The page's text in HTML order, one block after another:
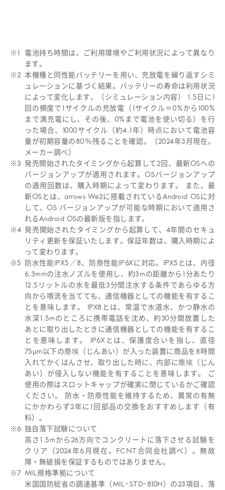
※1
電池持ち時間は、ご利用環境やご利用状況によって異なり
ます。
※2 本機種と同性能バッテリーを用い、充放電を繰り返すシミ
ュレーションに基づく結果。バッテリーの寿命は利用状況
によって変化します。（シミュレーション内容） 1.5日に1
回の頻度で1サイクルの充放電（1サイクル＝0%から100%
まで満充電にし、その後、0%まで電池を使い切る）を行
った場合、1000サイクル（約4.1年）時点において電池容
量が初期容量の80％残ることを確認。（2024年3月現在。
メーカー調べ）
※3 発売開始されたタイミングから起算して2回、最新OSへの
バージョンアップが適用されます。OSバージョンアップ
の適用回数は、購入時期によって変わります。 また、最
新OSとは、arrows We2に搭載されているAndroid OSに対
して、OS バージョンアップが可能な時期において適用さ
れるAndroid OSの最新版を指します。
※4 発売開始されたタイミングから起算して、4年間のセキュ
リティ更新を保証いたします。保証年数は、購入時期によ
って変わります。
※5
防水性能IPX5／8、防塵性能IP6Xに対応。IPX5とは、内径
6.3mmの注水ノズルを使用し、約3mの距離から1分あたり
12.5リットルの水を最低3分間注水する条件であらゆる方
向から噴流を当てても、通信機器としての機能を有するこ
とを意味します。 IPX8とは、常温で水道水、かつ静水の
水深1.5mのところに携帯電話を沈め、約30分間放置した
あとに取り出したときに通信機器としての機能を有するこ
とを意味します。 IP6Xとは、保護度合いを指し、直径
75µm以下の塵埃（じんあい）が入った装置に商品を8時間
入れてかくはんさせ、取り出した時に、内部に塵埃（じん
あい）が侵入しない機能を有することを意味します。 ご
使用の際はスロットキャップが確実に閉じているかご確認
ください。 防水・防塵性能を維持するため、異常の有無
にかかわらず2年に1回部品の交換をおすすめします（有
料）。
※6 独自落下試験について
高さ1.5mから26方向でコンクリートに落下させる試験を
クリア（2024年6月現在。FCNT合同会社調べ）。無故
障・無破損を保証するものではありません。
※7
MIL規格準拠について
米国国防総省の調達基準（MIL-STD-810H）の23項目、落